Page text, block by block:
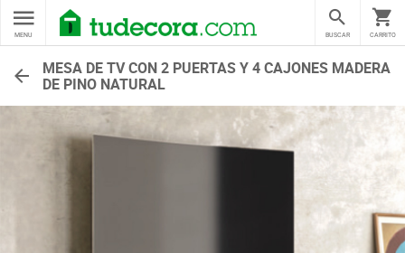
MENU CARRITO
BUSCAR
MESA DE TV CON 2 PUERTAS Y 4 CAJONES MADERA
DE PINO NATURAL